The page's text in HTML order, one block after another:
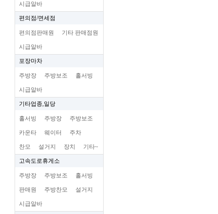
시급알바
편의점/면세점
편의점판매원 기타 판매점원
시급알바
포장마차
주방장 주방보조 홀서빙
시급알바
기타업종,일당
홀서빙 주방장 주방보조
카운타 웨이터 주차
찬모 설거지 장치 기타~
고속도로휴게소
주방장 주방보조 홀서빙
판매원 주방찬모 설거지
시급알바